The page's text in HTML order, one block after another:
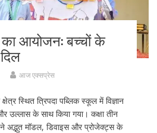
का आयोजन: बच्चों के
आज एक्सप्रेस
स्थित त्रिपदा पब्लिक स्कूल में विज्ञान
उल्लास के साथ किया गया। कक्षा तीन
अद्भुत मॉडल, डिवाइस और प्रोजेक्ट्स के